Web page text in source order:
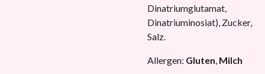
Dinatriumglutamat,
Dinatriuminosiat), Zucker,
Salz.
Allergen: Gluten, Milch